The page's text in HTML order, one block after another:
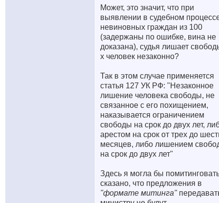
Может, это значит, что при
выявлении в судебном
невиновных граждан из 100
(задержаны по ошибке, вина не
доказана), судья лишает
х человек незаконно?
Так в этом случае применяется
статья 127 УК РФ: "Незаконное
лишение человека свободы, не
связанное с его похищением,
наказывается ограничением
свободы на срок до двух лет,
арестом на срок от трех до
месяцев, либо лишением
на срок до двух лет"
Здесь я могла бы
сказано, что предложения в
"формате митинга"